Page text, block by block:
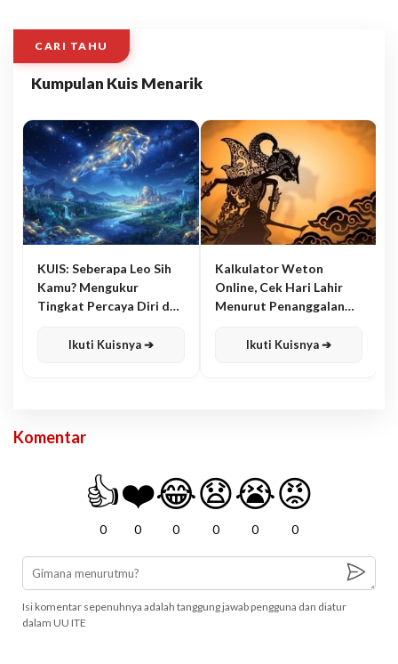
CARI TAHU
Kumpulan Kuis Menarik
KUIS: Seberapa Leo Sih
Kamu? Mengukur
Tingkat Percaya Diri dan
Ikuti Kuisnya ➔
Kalkulator Weton
Online, Cek Hari Lahir
Menurut Penanggalan
Ikuti Kuisnya ➔
Komentar
👍
0
❤️
0
😂
0
😧
0
😭
0
😡
0
Isi komentar sepenuhnya adalah tanggung jawab pengguna dan diatur
dalam UU ITE